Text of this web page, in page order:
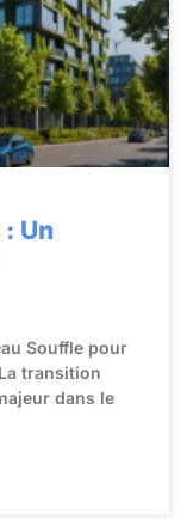
Un
Souffle pour
transition
dans le